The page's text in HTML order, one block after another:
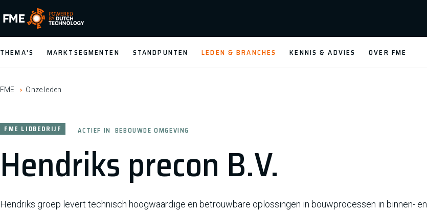
FME Logo, to the homepage
THEMA'S MARKTSEGMENTEN STANDPUNTEN LEDEN & BRANCHES KENNIS & ADVIES OVER FME
FME Onze leden
Hendriks precon B.V.
FME LIDBEDRIJF ACTIEF IN BEBOUWDE OMGEVING
Hendriks groep levert technisch hoogwaardige en betrouwbare oplossingen in bouwprocessen in binnen- en